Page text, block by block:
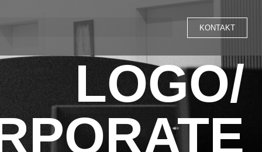
KONTAKT
LOGO/